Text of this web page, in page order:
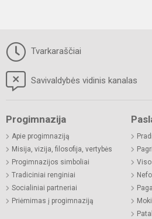
Tvarkaraščiai
Savivaldybės vidinis kanalas
Progimnazija
Apie progimnaziją
Misija, vizija, filosofija, vertybės
Progimnazijos simboliai
Tradiciniai renginiai
Socialiniai partneriai
Priėmimas į progimnaziją